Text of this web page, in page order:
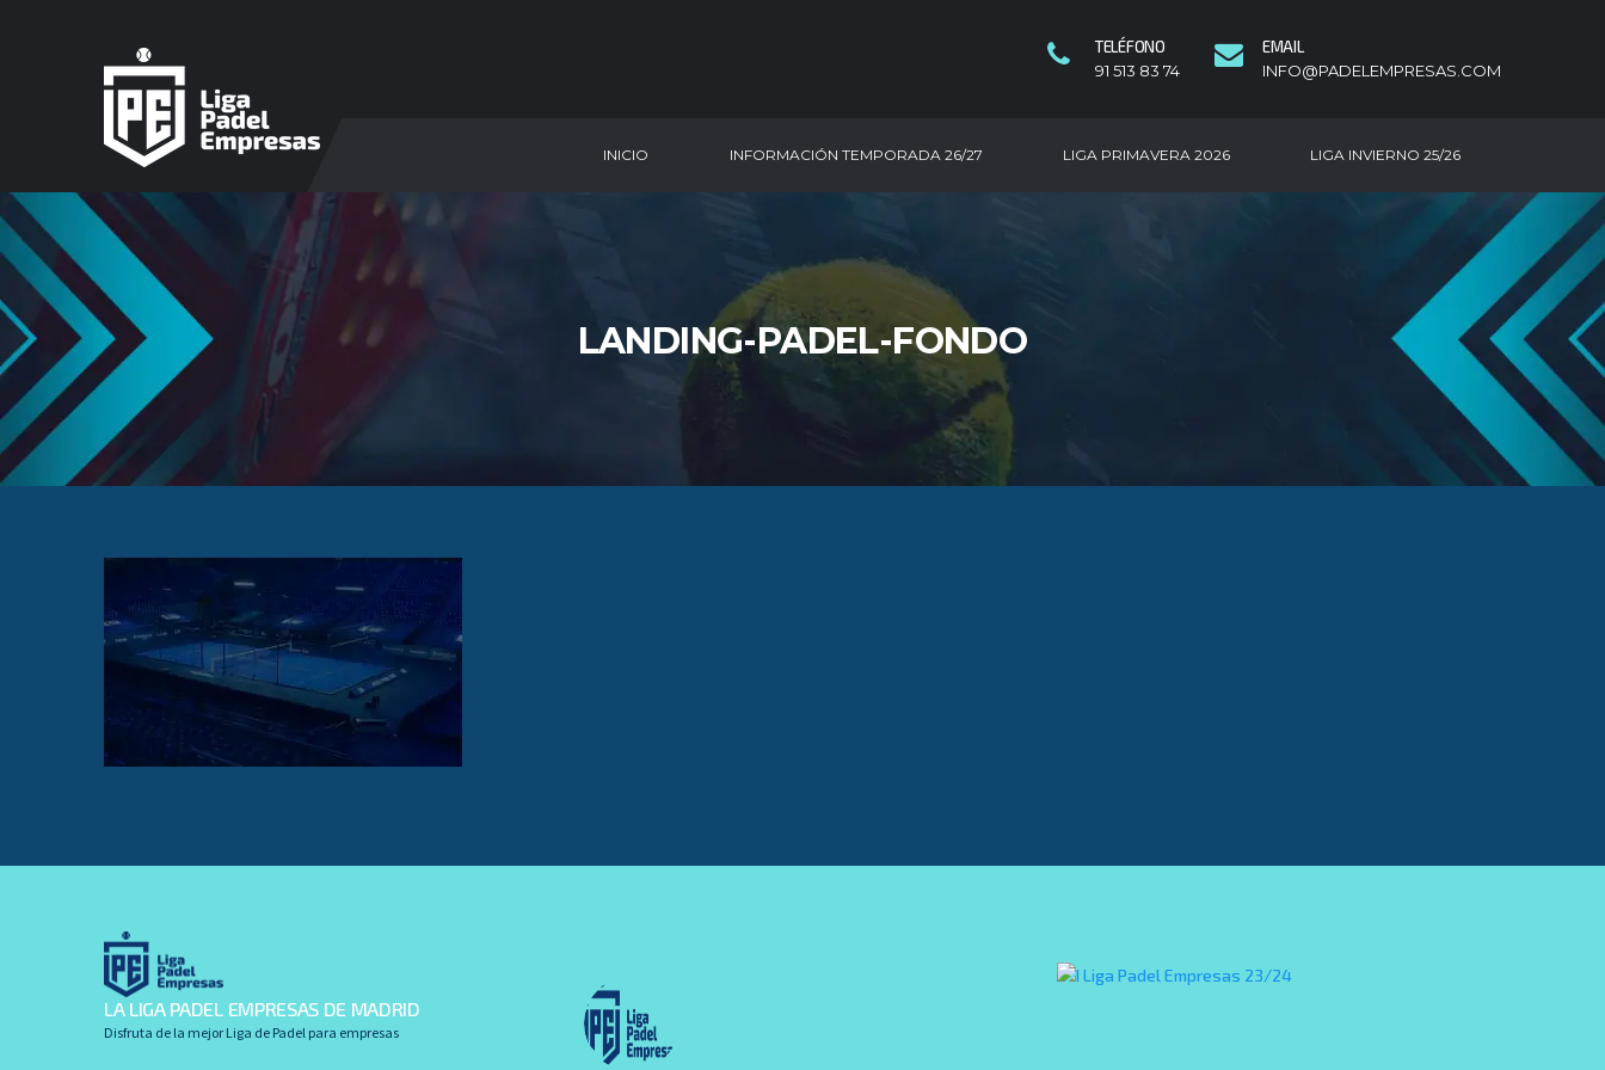
TELÉFONO
91 513 83 74
EMAIL
INFO@PADELEMPRESAS.COM
INICIO INFORMACIÓN TEMPORADA 26/27 LIGA PRIMAVERA 2026 LIGA INVIERNO 25/26
LANDING-PADEL-FONDO
LA LIGA PADEL EMPRESAS DE MADRID
Disfruta de la mejor Liga de Padel para empresas